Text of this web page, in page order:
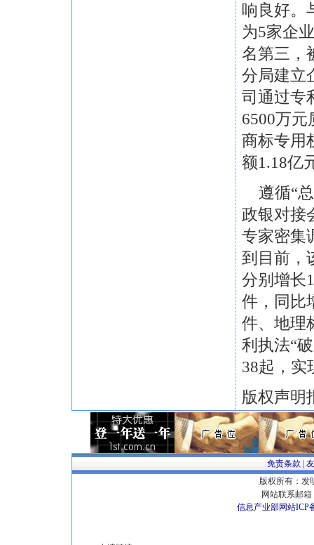
响良好。
为5家企
名第三，
分局建立
司通过专
6500万
商标专用
额1.18亿
遵循“总
政银对接
专家密集
到目前，
分别增长
件，同比
件、地理
利执法“
38起，实
版权声明
免责条款
版权所有：发
网站联系邮箱
信息产业部网站ICP